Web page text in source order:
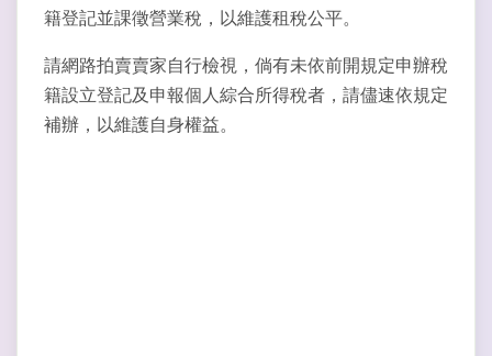
籍登記並課徵營業稅，以維護租稅公平。
請網路拍賣賣家自行檢視，倘有未依前開規定申辦稅
籍設立登記及申報個人綜合所得稅者，請儘速依規定
補辦，以維護自身權益。